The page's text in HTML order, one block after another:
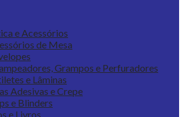
e Acessórios
de Mesa
Grampos e Perfuradores
e Lâminas
Adesivas e Crepe
e Blinders
e Livros